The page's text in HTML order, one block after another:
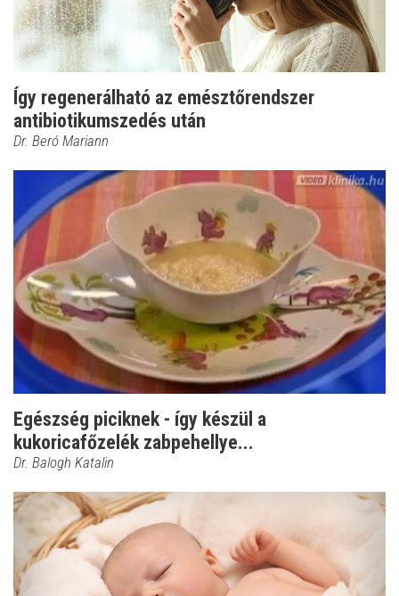
Így regenerálható az emésztőrendszer
antibiotikumszedés után
Dr. Beró Mariann
Egészség piciknek - így készül a
kukoricafőzelék zabpehellye...
Dr. Balogh Katalin